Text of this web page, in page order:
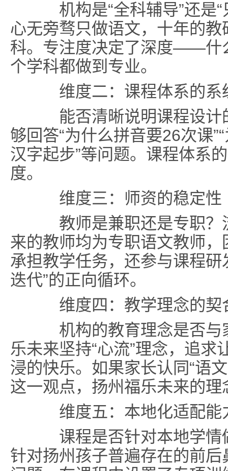
机构是“全科辅导”还是“
心无旁骛只做语文，十年的
科。专注度决定了深度——什
个学科都做到专业。
维度二：课程体系的系
能否清晰说明课程设计
够回答“为什么拼音要26次课
汉字起步”等问题。课程体系
度。
维度三：师资的稳定性
教师是兼职还是专职？
来的教师均为专职语文教师
承担教学任务，还参与课程
迭代”的正向循环。
维度四：教学理念的契
机构的教育理念是否与
乐未来坚持“心流”理念，追
浸的快乐。如果家长认同“语
这一观点，扬州福乐未来的
维度五：本地化适配能
课程是否针对本地学情
针对扬州孩子普遍存在的前